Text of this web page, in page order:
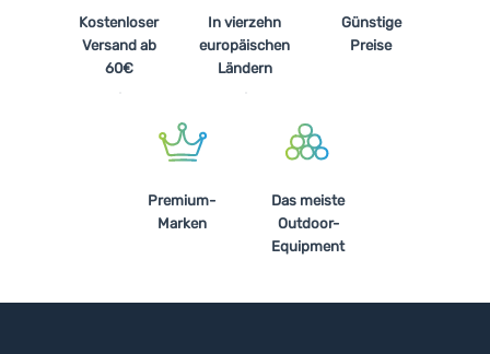
Kostenloser
Versand ab
60€
In vierzehn
europäischen
Ländern
Günstige
Preise
Premium-
Marken
Das meiste
Outdoor-
Equipment